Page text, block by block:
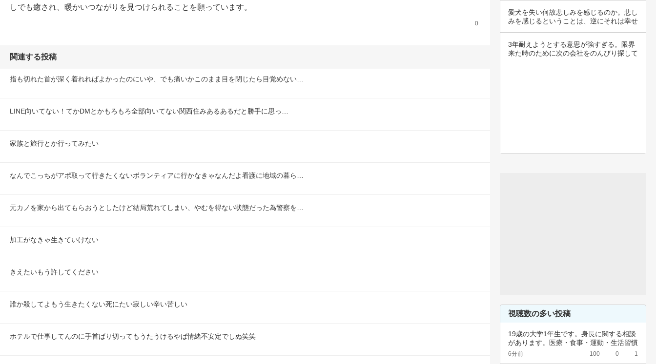
しでも癒され、暖かいつながりを見つけられることを願っています。
0
関連する投稿
指も切れた首が深く着れればよかったのにいや、でも痛いかこのまま目を閉じたら目覚めない…
LINE向いてない！てかDMとかもろもろ全部向いてない関西住みあるあるだと勝手に思っ…
家族と旅行とか行ってみたい
なんでこっちがアポ取って行きたくないボランティアに行かなきゃなんだよ看護に地域の暮ら…
元カノを家から出てもらおうとしたけど結局荒れてしまい、やむを得ない状態だった為警察を…
加工がなきゃ生きていけない
きえたいもう許してください
誰か殺してよもう生きたくない死にたい寂しい辛い苦しい
ホテルで仕事してんのに手首ばり切ってもうたうけるやば情緒不安定でしぬ笑笑
愛犬を失い何故悲しみを感じるのか。悲し
みを感じるということは、逆にそれは幸せ
3年耐えようとする意思が強すぎる。限界
来た時のために次の会社をのんびり探して
視聴数の多い投稿
19歳の大学1年生です。身長に関する相談
があります。医療・食事・運動・生活習慣
など、…
6分前 100 0 1